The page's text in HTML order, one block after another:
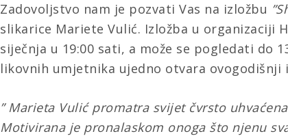
Zadovoljstvo nam je pozvati Vas na izložbu ”
slikarice Mariete Vulić. Izložba u organizaciji
siječnja u 19:00 sati, a može se pogledati do
likovnih umjetnika ujedno otvara ovogodišnji
” Marieta Vulić promatra svijet čvrsto
Motivirana je pronalaskom onoga što njenu